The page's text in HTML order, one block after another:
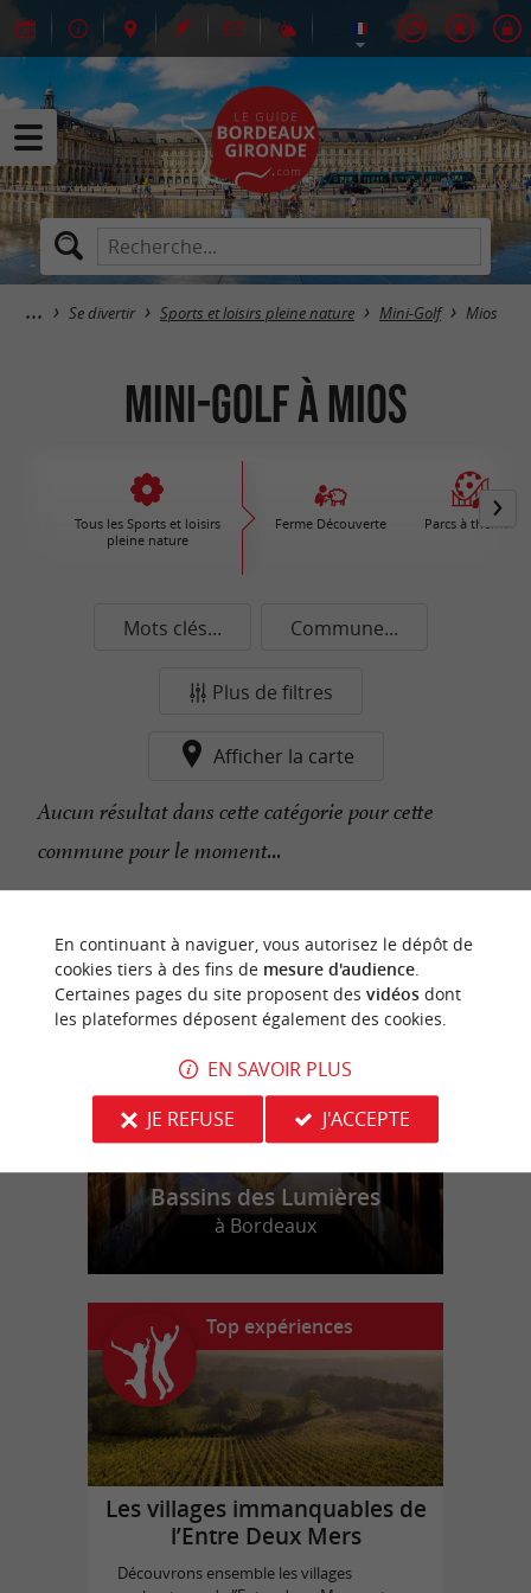
Se divertir Sports et loisirs pleine nature Mini-Golf Mios
Mini-Golf à Mios
Tous les Sports et loisirs
pleine nature
Ferme Découverte Parcs à thèmes
Mots clés... Commune...
Plus de filtres
Afficher la carte
Aucun résultat dans cette catégorie pour cette
commune pour le moment...
n
o
t
r
e
c
o
u
p
d
e
c
o
e
u
r
Bassins des Lumières
à Bordeaux
Top expériences
Les villages immanquables de
l’Entre Deux Mers
Découvrons ensemble les villages
En continuant à naviguer, vous autorisez le dépôt de
cookies tiers à des fins de mesure d'audience.
Certaines pages du site proposent des vidéosdont
les plateformes déposent également des cookies.
EN SAVOIR PLUS
JE REFUSE
J'ACCEPTE